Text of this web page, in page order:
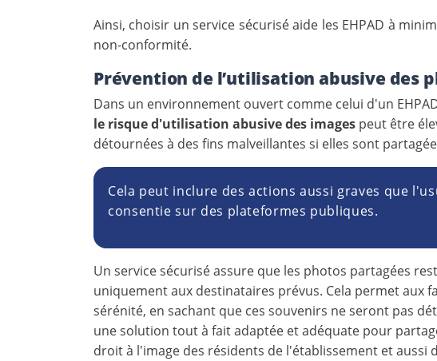
Ainsi, choisir un service sécurisé aide les EHPAD à
non-conformité.
Prévention de l’utilisation abusive des
Dans un environnement ouvert comme celui d'un
le risque d'utilisation abusive des images peut être
détournées à des fins malveillantes si elles sont
Cela peut inclure des actions aussi graves que
consentie sur des plateformes publiques.
Un service sécurisé assure que les photos partagées
uniquement aux destinataires prévus. Cela permet aux
sérénité, en sachant que ces souvenirs ne seront pas
une solution tout à fait adaptée et adéquate pour
droit à l'image des résidents de l'établissement et aussi